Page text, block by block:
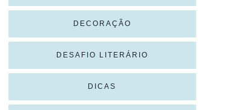
DECORAÇÃO
DESAFIO LITERÁRIO
DICAS